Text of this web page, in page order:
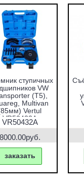
ступичных
VW
(T5),
Multivan
Vertul
VR50432A
VR50432A
8000.00руб.
заказать